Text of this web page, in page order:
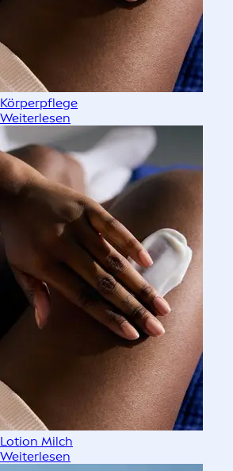
Körperpflege
Weiterlesen
Lotion Milch
Weiterlesen